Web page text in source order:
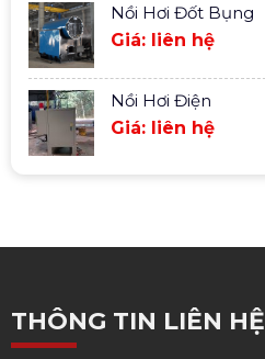
Nồi Hơi Đốt Bụng
Giá: liên hệ
Nồi Hơi Điện
Giá: liên hệ
THÔNG TIN LIÊN HỆ